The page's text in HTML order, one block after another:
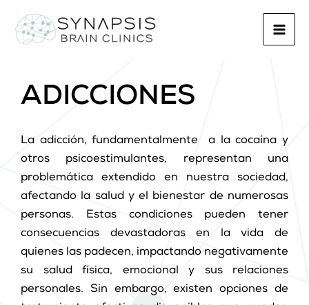
contenido
ADICCIONES
La adicción, fundamentalmente a la cocaína y
otros psicoestimulantes, representan una
problemática extendido en nuestra sociedad,
afectando la salud y el bienestar de numerosas
personas. Estas condiciones pueden tener
consecuencias devastadoras en la vida de
quienes las padecen, impactando negativamente
su salud física, emocional y sus relaciones
personales. Sin embargo, existen opciones de